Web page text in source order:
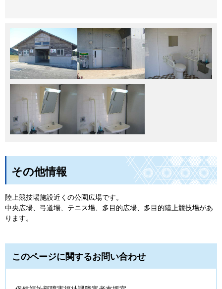
その他情報
陸上競技場施設近くの公園広場です。
中央広場、弓道場、テニス場、多目的広場、多目的陸上競技場があ
ります。
このページに関するお問い合わせ